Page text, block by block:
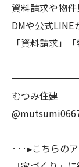
資料請求や物件
DMや公式LINE
「資料請求」
むつみ住建
···▸こちらの